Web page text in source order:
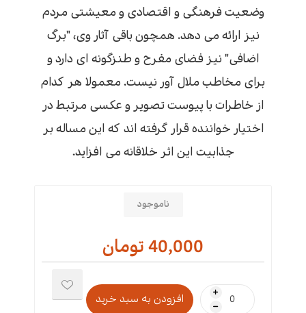
وضعیت فرهنگی و اقتصادی و معیشتی مردم
نیز ارائه می دهد. همچون باقی آثار وی، "برگ
اضافی" نیز فضای مفرح و طنزگونه ای دارد و
برای مخاطب ملال آور نیست. معمولا هر کدام
از خاطرات با پیوست تصویر و عکسی مرتبط در
اختیار خواننده قرار گرفته اند که این مساله بر
جذابیت این اثر خلاقانه می افزاید.
ناموجود
40,000 تومان
i
h